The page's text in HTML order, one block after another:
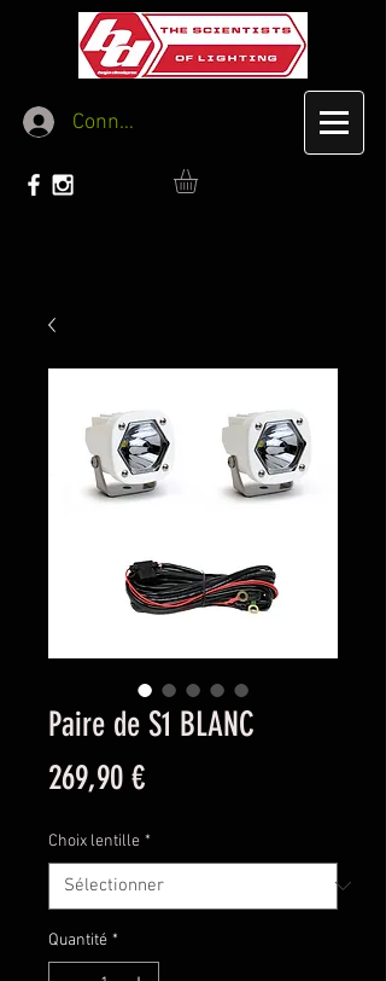
Connexion
Paire de S1 BLANC
269,90 €Prix
Choix lentille *
Quantité *